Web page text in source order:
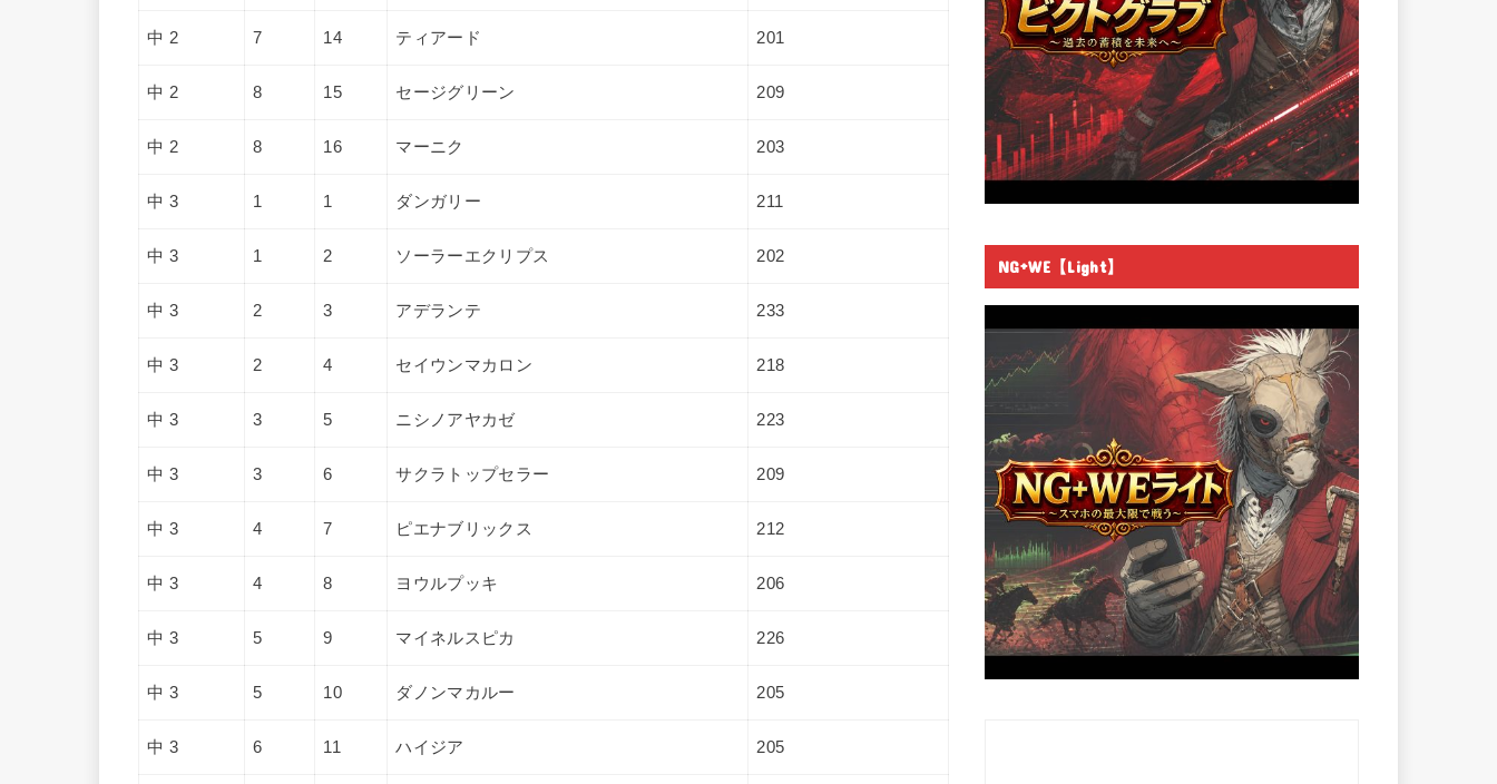
中 2 7 14 ティアード 201
中 2 8 15 セージグリーン 209
中 2 8 16 マーニク 203
中 3 1 1 ダンガリー 211
中 3 1 2 ソーラーエクリプス 202
中 3 2 3 アデランテ 233
中 3 2 4 セイウンマカロン 218
中 3 3 5 ニシノアヤカゼ 223
中 3 3 6 サクラトップセラー 209
中 3 4 7 ピエナブリックス 212
中 3 4 8 ヨウルプッキ 206
中 3 5 9 マイネルスピカ 226
中 3 5 10 ダノンマカルー 205
中 3 6 11 ハイジア 205
NG+WE【Light】